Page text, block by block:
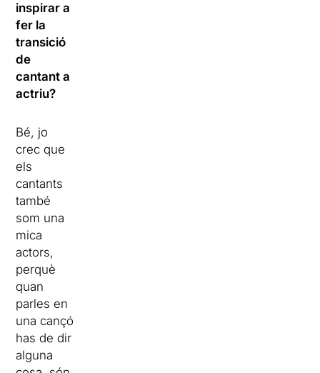
inspirar a
fer la
transició
de
cantant a
actriu?
Bé, jo
crec que
els
cantants
també
som una
mica
actors,
perquè
quan
parles en
una cançó
has de dir
alguna